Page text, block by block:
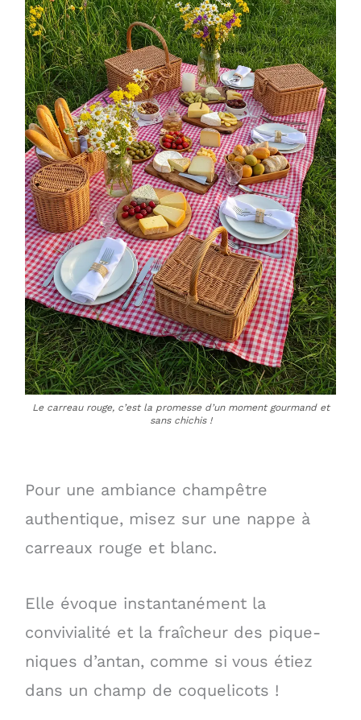
Le carreau rouge, c’est la promesse d’un moment gourmand et
sans chichis !
Pour une ambiance champêtre
authentique, misez sur une nappe à
carreaux rouge et blanc.
Elle évoque instantanément la
convivialité et la fraîcheur des pique-
niques d’antan, comme si vous étiez
dans un champ de coquelicots !